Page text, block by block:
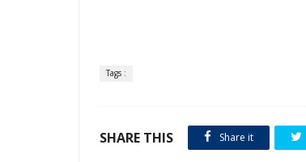
Tags :
SHARE THIS Share it